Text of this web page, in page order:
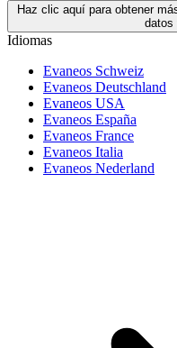
Haz clic aquí para obtener
datos
Idiomas
Evaneos Schweiz
Evaneos Deutschland
Evaneos USA
Evaneos España
Evaneos France
Evaneos Italia
Evaneos Nederland